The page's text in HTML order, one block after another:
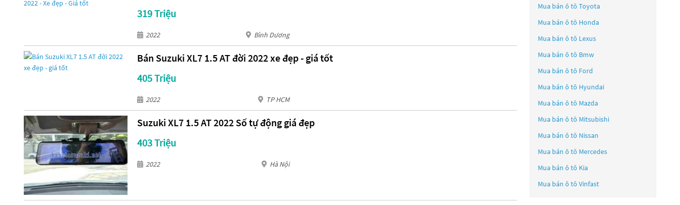
319 Triệu
2022 Bình Dương
Bán Suzuki XL7 1.5 AT đời 2022 xe đẹp - giá tốt
405 Triệu
2022 TP HCM
Suzuki XL7 1.5 AT 2022 Số tự động giá đẹp
403 Triệu
2022 Hà Nội
Mua bán ô tô Toyota
Mua bán ô tô Honda
Mua bán ô tô Lexus
Mua bán ô tô Bmw
Mua bán ô tô Ford
Mua bán ô tô Hyundai
Mua bán ô tô Mazda
Mua bán ô tô Mitsubishi
Mua bán ô tô Nissan
Mua bán ô tô Mercedes
Mua bán ô tô Kia
Mua bán ô tô Vinfast